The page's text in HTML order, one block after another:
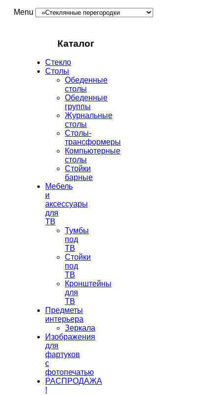
Menu
Каталог
Стекло
Столы
Обеденные
столы
Обеденные
группы
Журнальные
столы
Столы-
трансформеры
Компьютерные
столы
Стойки
барные
Мебель
и
аксессуары
для
ТВ
Тумбы
под
ТВ
Стойки
под
ТВ
Кронштейны
для
ТВ
Предметы
интерьера
Зеркала
Изображения
для
фартуков
с
фотопечатью
РАСПРОДАЖА
!